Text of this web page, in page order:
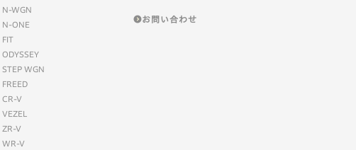
N-WGN
N-ONE
FIT
ODYSSEY
STEP WGN
FREED
CR-V
VEZEL
ZR-V
WR-V
お問い合わせ